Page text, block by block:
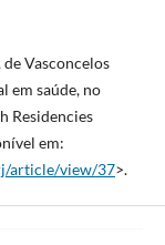
de Vasconcelos
em saúde, no
Residencies
em:
article/view/37>.